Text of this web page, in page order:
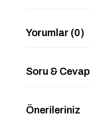
Yorumlar (0)
Soru & Cevap
Önerileriniz